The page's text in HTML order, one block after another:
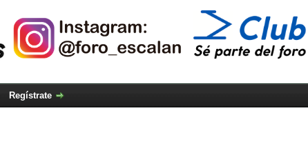
Regístrate